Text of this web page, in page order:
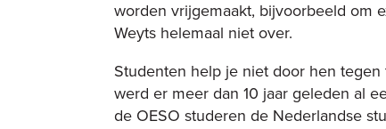
worden vrijgemaakt, bijvoorbeeld om
Weyts helemaal niet over.
Studenten help je niet door hen
werd er meer dan 10 jaar geleden al
de OESO studeren de Nederlandse